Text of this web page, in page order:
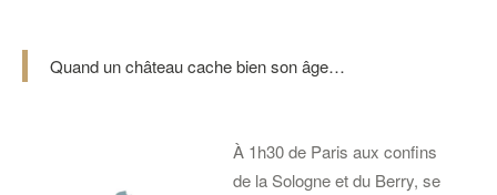
Quand un château cache bien son âge…
À 1h30 de Paris aux confins
de la Sologne et du Berry, se